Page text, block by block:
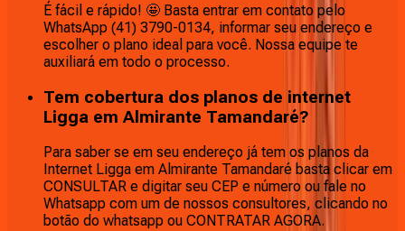
É fácil e rápido! 🤩 Basta entrar em contato pelo
WhatsApp (41) 3790-0134, informar seu endereço e
escolher o plano ideal para você. Nossa equipe te
auxiliará em todo o processo.
Tem cobertura dos planos de internet
Ligga em Almirante Tamandaré?
Para saber se em seu endereço já tem os planos da
Internet Ligga em Almirante Tamandaré basta clicar em
CONSULTAR e digitar seu CEP e número ou fale no
Whatsapp com um de nossos consultores, clicando no
botão do whatsapp ou CONTRATAR AGORA.